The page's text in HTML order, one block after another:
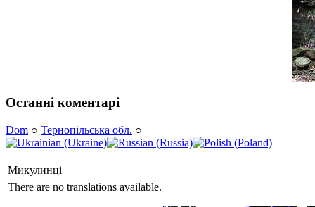
Останні коментарі
Dom ○ Тернопільська обл. ○
Микулинці
There are no translations available.